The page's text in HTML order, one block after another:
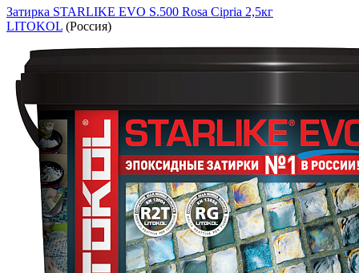
Затирка STARLIKE EVO S.500 Rosa Cipria 2,5кг
LITOKOL (Россия)